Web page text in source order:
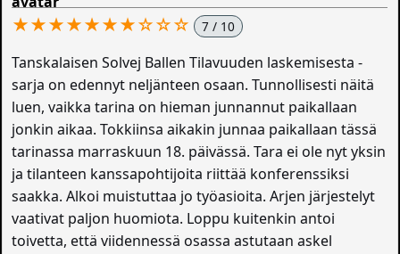
★★★★★★★☆☆☆ 7 / 10
Tanskalaisen Solvej Ballen Tilavuuden laskemisesta -
sarja on edennyt neljänteen osaan. Tunnollisesti näitä
luen, vaikka tarina on hieman junnannut paikallaan
jonkin aikaa. Tokkiinsa aikakin junnaa paikallaan tässä
tarinassa marraskuun 18. päivässä. Tara ei ole nyt yksin
ja tilanteen kanssapohtijoita riittää konferenssiksi
saakka. Alkoi muistuttaa jo työasioita. Arjen järjestelyt
vaativat paljon huomiota. Loppu kuitenkin antoi
toivetta, että viidennessä osassa astutaan askel